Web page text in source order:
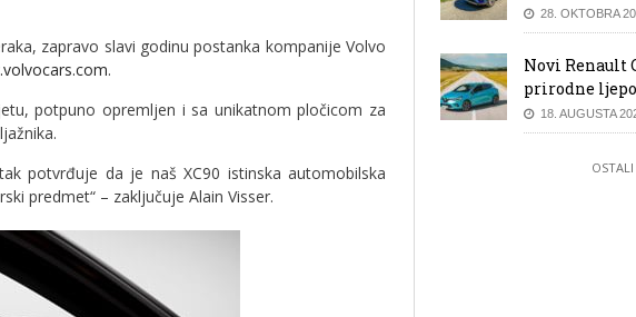
zapravo slavi godinu postanka kompanije Volvo
.
potpuno opremljen i sa unikatnom pločicom za
potvrđuje da je naš XC90 istinska automobilska
predmet“ – zaključuje Alain Visser.
28. OKTOBRA
Novi Renault
prirodne
18. AUGUSTA